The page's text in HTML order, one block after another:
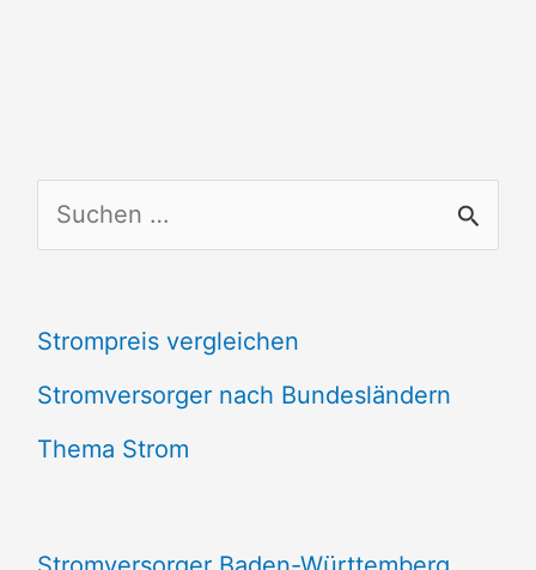
u
h
e
n
Strompreis vergleichen
Stromversorger nach Bundesländern
Thema Strom